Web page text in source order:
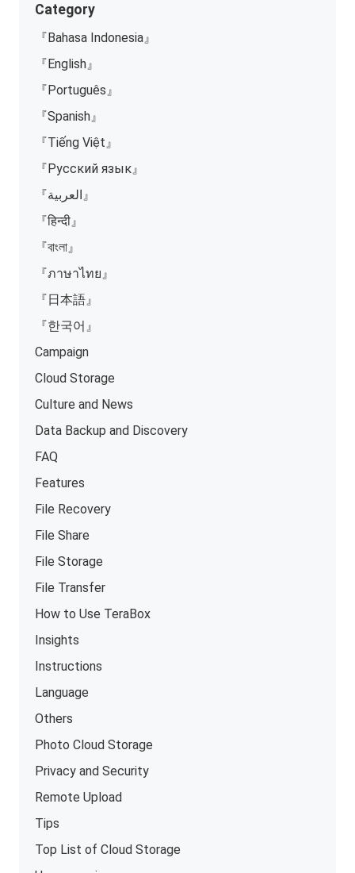
Category
『Bahasa Indonesia』
『English』
『Português』
『Spanish』
『Tiếng Việt』
『Русский язык』
『العربية』
『हिन्दी』
『বাংলা』
『ภาษาไทย』
『日本語』
『한국어』
Campaign
Cloud Storage
Culture and News
Data Backup and Discovery
FAQ
Features
File Recovery
File Share
File Storage
File Transfer
How to Use TeraBox
Insights
Instructions
Language
Others
Photo Cloud Storage
Privacy and Security
Remote Upload
Tips
Top List of Cloud Storage